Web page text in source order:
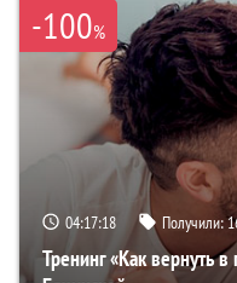
-100%
04:17:17 Получили:
Тренинг «Как вернуть в